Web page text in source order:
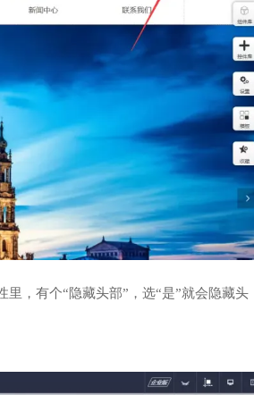
，有个“隐藏头部”，选“是”就会隐藏头